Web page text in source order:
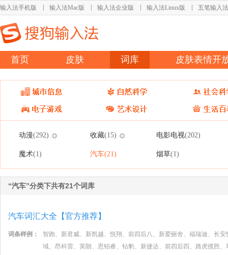
输入法手机版 输入法Mac版 输入法企业版 输入法Linux版 五笔输入法
首页 皮肤 词库 皮肤表情开
动漫(292) 收藏(15) 电影电视(202)
魔术(1) 汽车(21) 烟草(1)
“汽车”分类下共有21个词库
汽车词汇大全【官方推荐】
词条样例：
智跑、新君威、新凯越、悦翔、前四后八、新爱丽舍、福瑞迪、长
域、昂科雷、英朗、思铂睿、钻豹、新捷达、前四后四、路虎揽胜